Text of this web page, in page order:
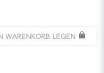
WARENKORB LEGEN